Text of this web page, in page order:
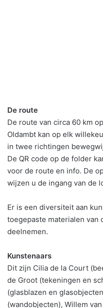
De route
De route van circa 60 km
Oldambt kan op elk
in twee richtingen
De QR code op de folder
voor de route en info. De
wijzen u de ingang van de
Er is een diversiteit aan
toegepaste materialen van
deelnemen.
Kunstenaars
Dit zijn Cilia de la Court
de Groot (tekeningen en
(glasblazen en
(wandobjecten), Willem